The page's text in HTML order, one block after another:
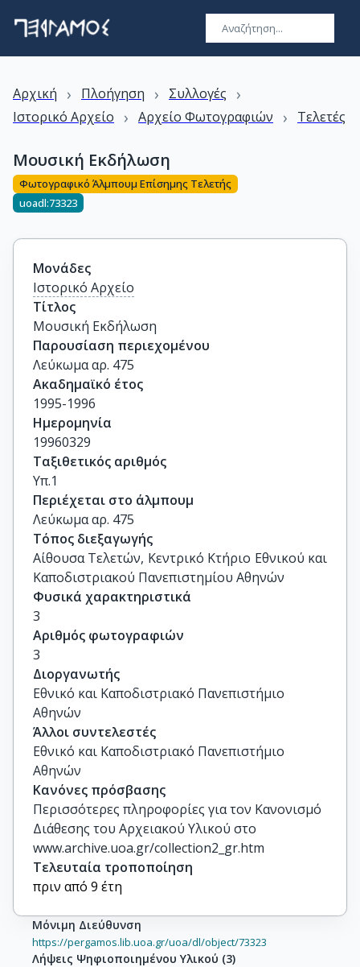
Αρχική › Πλοήγηση › Συλλογές ›
Ιστορικό Αρχείο › Αρχείο Φωτογραφιών › Τελετές
Μουσική Εκδήλωση
Φωτογραφικό Άλμπουμ Επίσημης Τελετής
uoadl:73323
Μονάδες
Ιστορικό Αρχείο
Τίτλος
Μουσική Εκδήλωση
Παρουσίαση περιεχομένου
Λεύκωμα αρ. 475
Ακαδημαϊκό έτος
1995-1996
Ημερομηνία
19960329
Ταξιθετικός αριθμός
Υπ.1
Περιέχεται στο άλμπουμ
Λεύκωμα αρ. 475
Τόπος διεξαγωγής
Αίθουσα Τελετών, Κεντρικό Κτήριο Εθνικού και
Καποδιστριακού Πανεπιστημίου Αθηνών
Φυσικά χαρακτηριστικά
3
Αριθμός φωτογραφιών
3
Διοργανωτής
Εθνικό και Καποδιστριακό Πανεπιστήμιο
Αθηνών
Άλλοι συντελεστές
Εθνικό και Καποδιστριακό Πανεπιστήμιο
Αθηνών
Κανόνες πρόσβασης
Περισσότερες πληροφορίες για τον Κανονισμό
Διάθεσης του Αρχειακού Υλικού στο
www.archive.uoa.gr/collection2_gr.htm
Τελευταία τροποποίηση
πριν από 9 έτη
Μόνιμη Διεύθυνση
https://pergamos.lib.uoa.gr/uoa/dl/object/73323
Λήψεις Ψηφιοποιημένου Υλικού (3)